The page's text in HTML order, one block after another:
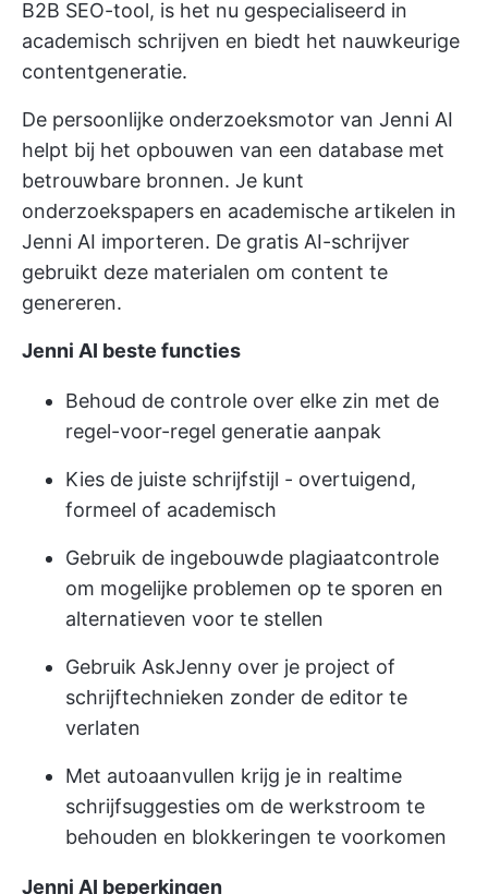
B2B SEO-tool, is het nu gespecialiseerd in
academisch schrijven en biedt het nauwkeurige
contentgeneratie.
De persoonlijke onderzoeksmotor van Jenni AI
helpt bij het opbouwen van een database met
betrouwbare bronnen. Je kunt
onderzoekspapers en academische artikelen in
Jenni AI importeren. De gratis AI-schrijver
gebruikt deze materialen om content te
genereren.
Jenni AI beste functies
Behoud de controle over elke zin met de
regel-voor-regel generatie aanpak
Kies de juiste schrijfstijl - overtuigend,
formeel of academisch
Gebruik de ingebouwde plagiaatcontrole
om mogelijke problemen op te sporen en
alternatieven voor te stellen
Gebruik AskJenny over je project of
schrijftechnieken zonder de editor te
verlaten
Met autoaanvullen krijg je in realtime
schrijfsuggesties om de werkstroom te
behouden en blokkeringen te voorkomen
Jenni AI beperkingen